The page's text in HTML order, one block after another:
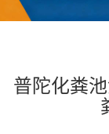
普陀化粪